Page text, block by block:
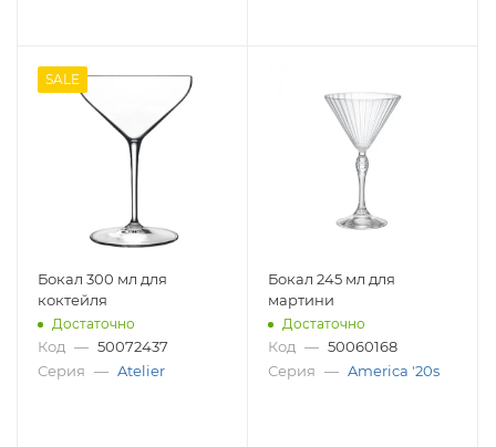
SALE
Бокал 300 мл для
коктейля
Достаточно
Код — 50072437
Серия — Atelier
Бокал 245 мл для
мартини
Достаточно
Код — 50060168
Серия — America '20s